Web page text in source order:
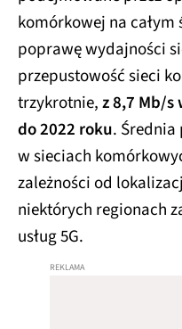
komórkowej na
poprawę wydajności
przepustowość sieci
trzykrotnie,z 8,7 Mb/s
do 2022 roku.
w sieciach
zależności od
niektórych regionach
usług 5G.